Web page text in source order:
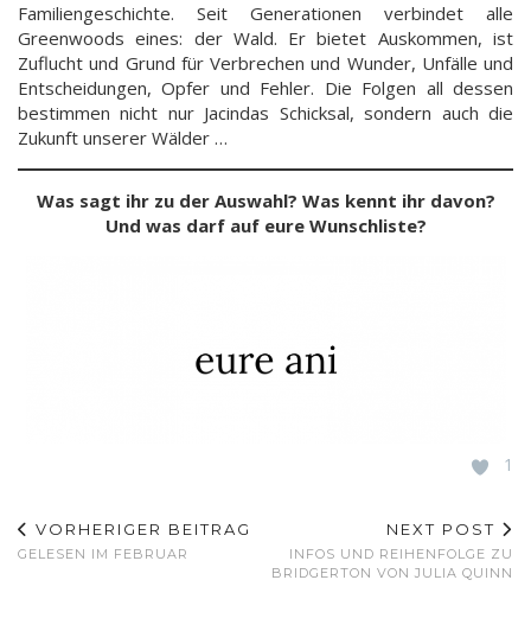
Familiengeschichte. Seit Generationen verbindet alle
Greenwoods eines: der Wald. Er bietet Auskommen, ist
Zuflucht und Grund für Verbrechen und Wunder, Unfälle und
Entscheidungen, Opfer und Fehler. Die Folgen all dessen
bestimmen nicht nur Jacindas Schicksal, sondern auch die
Zukunft unserer Wälder …
Was sagt ihr zu der Auswahl? Was kennt ihr davon?
Und was darf auf eure Wunschliste?
1
VORHERIGER BEITRAG
GELESEN IM FEBRUAR
NEXT POST
INFOS UND REIHENFOLGE ZU
BRIDGERTON VON JULIA QUINN